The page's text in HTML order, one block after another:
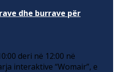
dhe burrave për
deri në 12:00 në
interaktive “Womair”, e